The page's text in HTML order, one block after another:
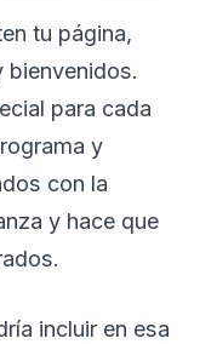
tu página,
bienvenidos.
para cada
y
con la
y hace que
incluir en esa